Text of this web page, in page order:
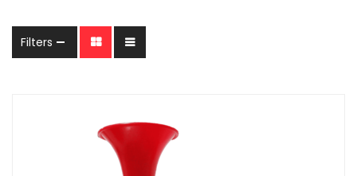
Filters